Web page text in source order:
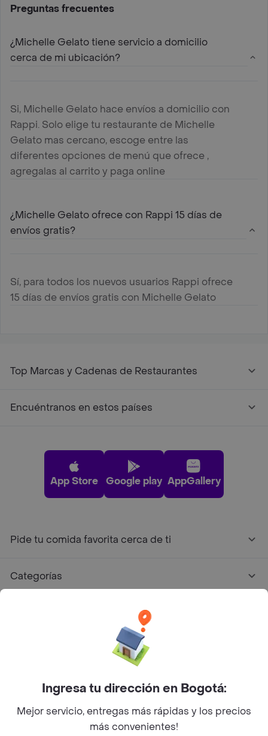
Preguntas frecuentes
¿Michelle Gelato tiene servicio a domicilio
cerca de mi ubicación?
Si, Michelle Gelato hace envíos a domicilio con
Rappi. Solo elige tu restaurante de Michelle
Gelato mas cercano, escoge entre las
diferentes opciones de menú que ofrece ,
agregalas al carrito y paga online
¿Michelle Gelato ofrece con Rappi 15 días de
envíos gratis?
Sí, para todos los nuevos usuarios Rappi ofrece
15 días de envíos gratis con Michelle Gelato
Top Marcas y Cadenas de Restaurantes
Encuéntranos en estos países
App Store Google play AppGallery
Pide tu comida favorita cerca de ti
Categorías
Facebook
Twitter
Instagram
©2026Rappi Inc. All rights reserved.
Ingresa tu dirección en Bogotá:
Mejor servicio, entregas más rápidas y los precios
más convenientes!